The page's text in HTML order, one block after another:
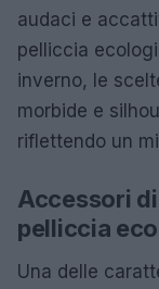
audaci e
pelliccia
inverno, le
morbide e
riflettendo un
Accessori
pelliccia
Una delle